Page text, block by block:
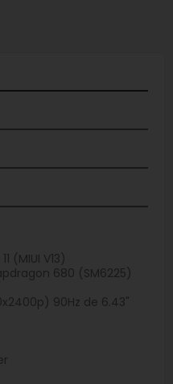
(MIUI V13)
680 (SM6225)
90Hz de 6.43"